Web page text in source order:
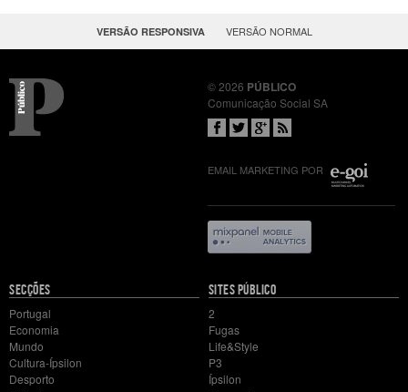
VERSÃO RESPONSIVA VERSÃO NORMAL
© 2026 PÚBLICO
Comunicação Social SA
EMAIL MARKETING POR
Mapa
do
site
SECÇÕES
Portugal
Economia
Mundo
Cultura-Ípsilon
Desporto
SITES PÚBLICO
2
Fugas
Life&Style
P3
Ípsilon